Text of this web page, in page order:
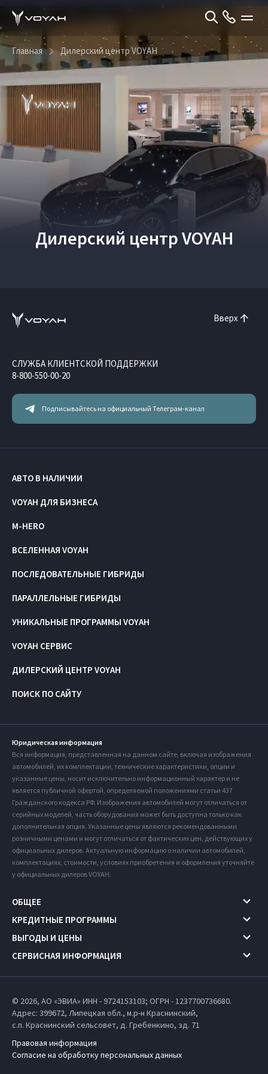
Главная Дилерский центр VOYAH
Дилерский центр VOYAH
Вверх
Подписывайтесь на официальный Телеграм-канал
СЛУЖБА КЛИЕНТСКОЙ ПОДДЕРЖКИ
8-800-550-00-20
АВТО В НАЛИЧИИ
VOYAH ДЛЯ БИЗНЕСА
M-HERO
ПОИСК ПО САЙТУ
ВСЕЛЕННАЯ VOYAH
ПОСЛЕДОВАТЕЛЬНЫЕ ГИБРИДЫ
ПАРАЛЛЕЛЬНЫЕ ГИБРИДЫ
УНИКАЛЬНЫЕ ПРОГРАММЫ VOYAH
VOYAH СЕРВИС
ДИЛЕРСКИЙ ЦЕНТР VOYAH
Юридическая информация
Вся информация, представленная на данном сайте, включая изображения
автомобилей, их комплектации, технические характеристики, опции и
указанные цены, носит исключительно информационный характер и не
является публичной офертой, определяемой положениями статьи 437
Гражданского кодекса РФ. Изображения автомобилей могут отличаться от
серийных моделей, часть оборудования может быть доступна только как
дополнительная опция. Указанные цены являются рекомендованными
розничными ценами и могут отличаться от фактических цен, действующих у
официальных дилеров. Актуальную информацию о наличии автомобилей,
комплектациях, стоимости, условиях приобретения и оформления уточняйте
у официальных дилеров VOYAH.
ОБЩЕЕ
КРЕДИТНЫЕ ПРОГРАММЫ
ВЫГОДЫ И ЦЕНЫ
СЕРВИСНАЯ ИНФОРМАЦИЯ
© 2026, АО «ЭВИА» ИНН - 9724153103; ОГРН - 1237700736680.
Адрес: 399672, Липецкая обл., м.р-н Краснинский,
с.п. Краснинский сельсовет, д. Гребенкино, зд. 71
Правовая информация
Согласие на обработку персональных данных